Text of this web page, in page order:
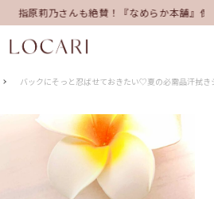
指原莉乃さんも絶賛！『なめらか本舗』保湿ラ
バックにそっと忍ばせておきたい♡夏の必需品汗拭き